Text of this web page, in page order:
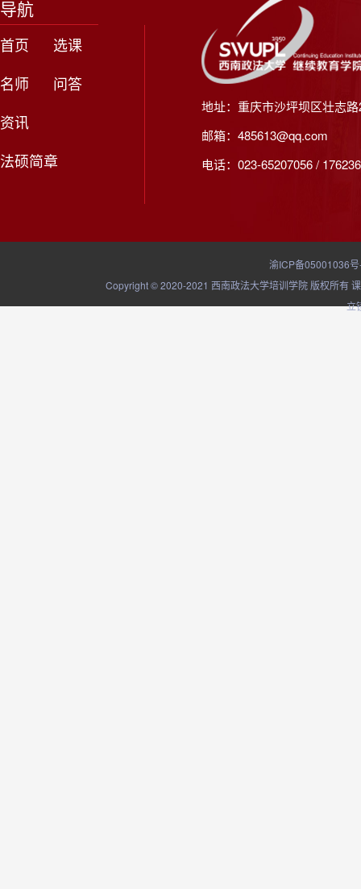
导航
首页
选课
名师
问答
资讯
法硕简章
地址：重庆市沙坪坝区壮志
邮箱：485613@qq.com
电话：023-65207056 /
渝ICP备05001036
Copyright © 2020-2021 西南政法大学培训学院 版权所有
立